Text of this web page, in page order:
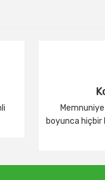
boyunca hiçbir